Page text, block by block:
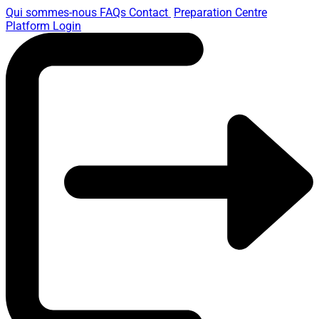
Qui sommes-nous FAQs Contact Preparation Centre
Platform Login